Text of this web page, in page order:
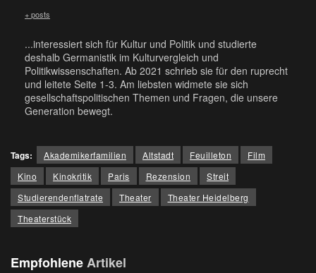
+ posts
...interessiert sich für Kultur und Politik und studierte
deshalb Germanistik im Kulturvergleich und
Politikwissenschaften. Ab 2021 schrieb sie für den ruprecht
und leitete Seite 1-3. Am liebsten widmete sie sich
gesellschaftspolitischen Themen und Fragen, die unsere
Generation bewegt.
Tags: Akademikerfamilien Altstadt Feuilleton
Film
Kino
Kinokritik Paris Rezension
Streit
Studierendenflatrate
Theater
Theater Heidelberg
Theaterstück
EmpfohleneArtikel